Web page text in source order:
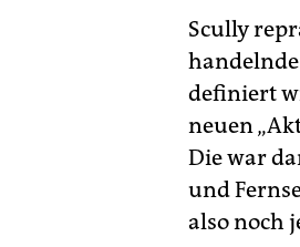
Scully
definiert
neuen
Die war
und
also noch